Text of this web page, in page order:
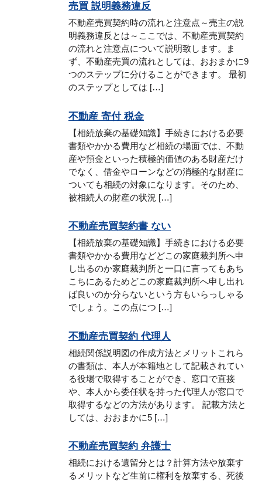
売買 説明義務違反
不動産売買契約時の流れと注意点～売主の説
明義務違反とは～ここでは、不動産売買契約
の流れと注意点について説明致します。ま
ず、不動産売買の流れとしては、おおまかに9
つのステップに分けることができます。 最初
のステップとしては […]
不動産 寄付 税金
【相続放棄の基礎知識】手続きにおける必要
書類やかかる費用など相続の場面では、不動
産や預金といった積極的価値のある財産だけ
でなく、借金やローンなどの消極的な財産に
ついても相続の対象になります。そのため、
被相続人の財産の状況 […]
不動産売買契約書 ない
【相続放棄の基礎知識】手続きにおける必要
書類やかかる費用などどこの家庭裁判所へ申
し出るのか家庭裁判所と一口に言ってもあち
こちにあるためどこの家庭裁判所へ申し出れ
ば良いのか分らないという方もいらっしゃる
でしょう。この点につ […]
不動産売買契約 代理人
相続関係説明図の作成方法とメリットこれら
の書類は、本人が本籍地として記載されてい
る役場で取得することができ、窓口で直接
や、本人から委任状を持った代理人が窓口で
取得するなどの方法があります。 記載方法と
しては、おおまかに5 […]
不動産売買契約 弁護士
相続における遺留分とは？計算方法や放棄す
るメリットなど生前に権利を放棄する、死後